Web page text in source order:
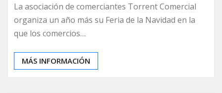
La asociación de comerciantes Torrent Comercial
organiza un año más su Feria de la Navidad en la
que los comercios…
MÁS INFORMACIÓN